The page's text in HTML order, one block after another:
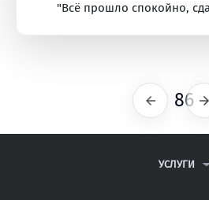
"Всё прошло спокойно,
Предыдущая
86
УСЛУГИ